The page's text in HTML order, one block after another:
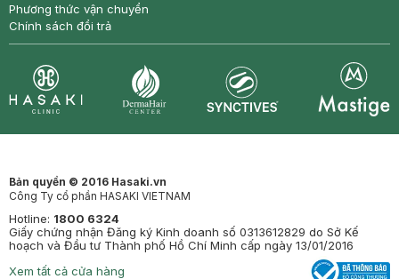
Phương thức vận chuyển
Chính sách đổi trả
Bản quyền © 2016 Hasaki.vn
Công Ty cổ phần HASAKI VIETNAM
Hotline: 1800 6324
Giấy chứng nhận Đăng ký Kinh doanh số 0313612829 do Sở Kế
hoạch và Đầu tư Thành phố Hồ Chí Minh cấp ngày 13/01/2016
Xem tất cả cửa hàng